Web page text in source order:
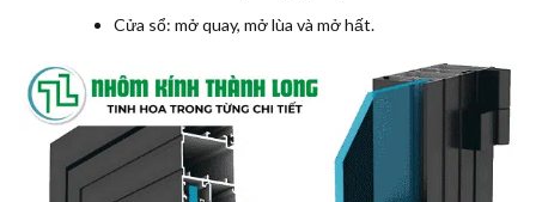
Cửa sổ: mở quay, mở lùa và mở hất.